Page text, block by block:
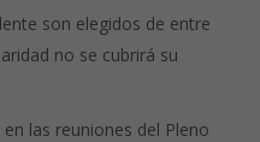
son elegidos de entre
no se cubrirá su
las reuniones del Pleno